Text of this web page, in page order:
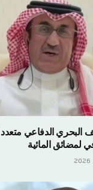
البحري الدفاعي
لمضائق المائية